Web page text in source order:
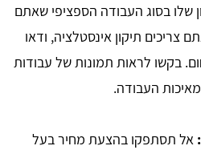
שלו בסוג העבודה הספציפי שאתם
צריכים תיקון אינסטלציה, ודאו
בקשו לראות תמונות של עבודות
העבודה.
אל תסתפקו בהצעת מחיר בעל